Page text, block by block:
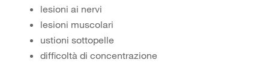
lesioni ai nervi
lesioni muscolari
ustioni sottopelle
difficoltà di concentrazione